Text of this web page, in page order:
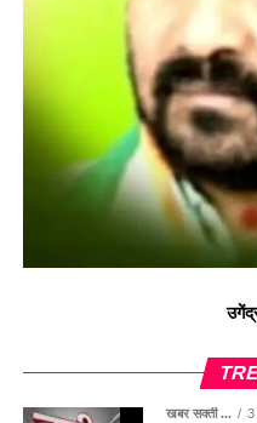
खबर सक्ती ... 3